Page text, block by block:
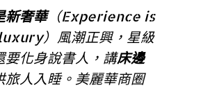
新奢華（Experience is
）風潮正興，星級
要化身說書人，講床邊
旅人入睡。美麗華商圈